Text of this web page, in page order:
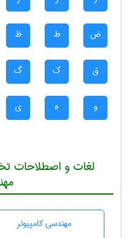
ض ط ظ
ق ک گ
و ه ی
لغات و اصطلاحات
مهندسی كامپيوتر